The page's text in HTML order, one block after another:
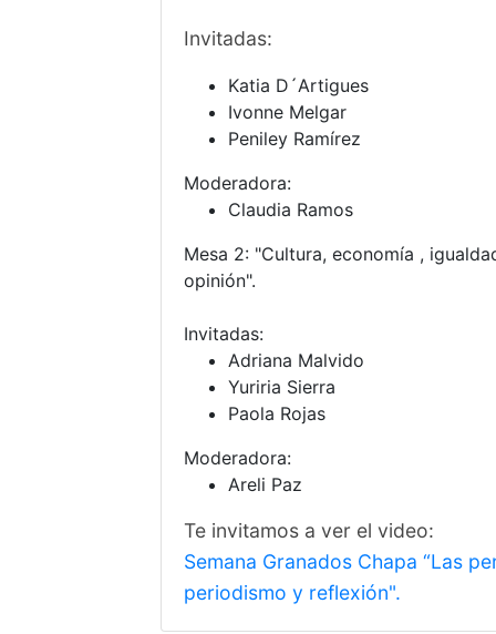
Invitadas:
Katia D´Artigues
Ivonne Melgar
Peniley Ramírez
Moderadora:
Claudia Ramos
Mesa 2: "Cultura, economía ,
opinión".
Invitadas:
Adriana Malvido
Yuriria Sierra
Paola Rojas
Moderadora:
Areli Paz
Te invitamos a ver el video:
Semana Granados Chapa “Las
periodismo y reflexión".